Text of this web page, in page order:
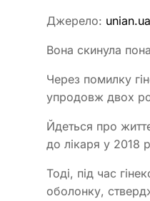
Джерело: unian.ua
Вона скинула
Через помилку
упродовж двох
Йдеться про
до лікаря у 2018
Тоді, під час
оболонку,